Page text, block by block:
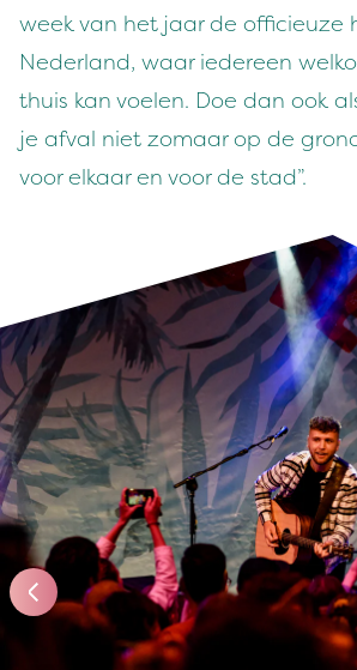
week van het jaar de offi­cieuze
Ned­er­land, waar iedereen
thuis kan voe­len. Doe dan ook
je afval niet zomaar op de
voor elka­ar en voor de stad”.